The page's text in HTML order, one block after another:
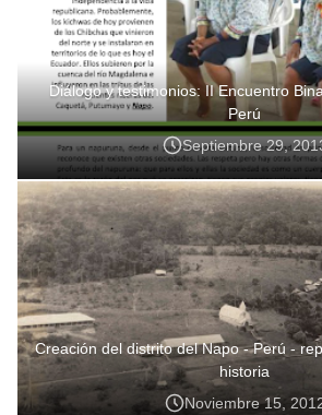
Diálogo y testimonios: II Encuentro
Perú
Septiembre 29,
Creación del distrito del Napo - Perú -
historia
Noviembre 15,